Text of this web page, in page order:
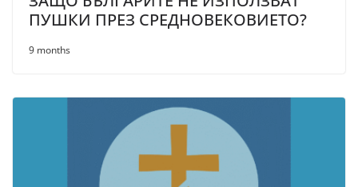
ПУШКИ ПРЕЗ СРЕДНОВЕКОВИЕТО?
9 months